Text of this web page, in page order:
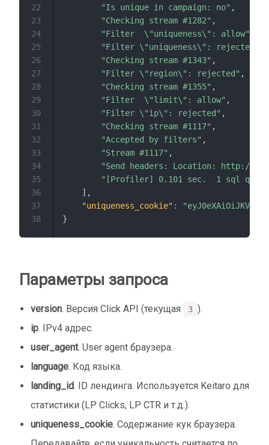
"Is unique in campaign: no" ,
"Checking stream #1282" ,
"Filter  \"uniqueness\": allow"
"Filter \"uniqueness\": rejected"
"Checking stream #1343" ,
"Filter \"region\": rejected" ,
"Checking stream #1355" ,
"Filter  \"limit\": allow" ,
"Filter \"ip\": rejected" ,
"Checking stream #1117" ,
"Accepted by filters" ,
"Stream #1117" ,
"Send headers: Location: http://
"[Profiler] 0.101 sec.  1 sql
] ,
"uniqueness_cookie" :
}
22
23
24
25
26
27
28
29
30
31
32
33
34
35
36
37
38
Параметры запроса
version. Версия Click API (текущая 3 ).
ip. IPv4 адрес.
user_agent. User agent браузера.
language. Код языка.
landing_id. ID лендинга. Используется Keitaro для
статистики (LP Clicks, LP CTR и т.д.).
uniqueness_cookie. Содержание кук браузера.